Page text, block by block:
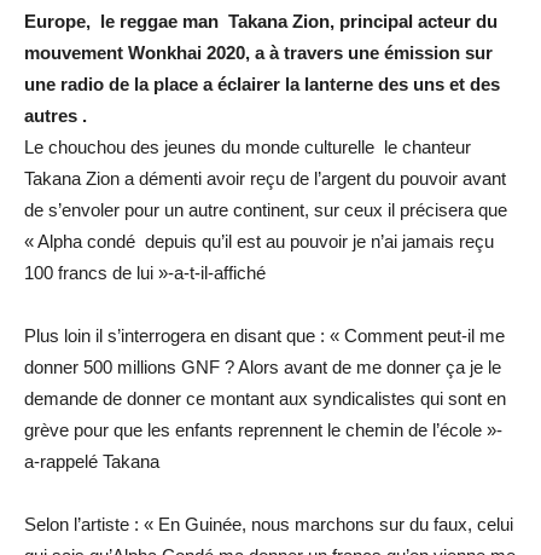
Europe, le reggae man Takana Zion, principal acteur du
mouvement Wonkhai 2020, a à travers une émission sur
une radio de la place a éclairer la lanterne des uns et des
autres .
Le chouchou des jeunes du monde culturelle le chanteur
Takana Zion a démenti avoir reçu de l’argent du pouvoir avant
de s’envoler pour un autre continent, sur ceux il précisera que
« Alpha condé depuis qu’il est au pouvoir je n’ai jamais reçu
100 francs de lui »-a-t-il-affiché
Plus loin il s’interrogera en disant que : « Comment peut-il me
donner 500 millions GNF ? Alors avant de me donner ça je le
demande de donner ce montant aux syndicalistes qui sont en
grève pour que les enfants reprennent le chemin de l’école »-
a-rappelé Takana
Selon l’artiste : « En Guinée, nous marchons sur du faux, celui